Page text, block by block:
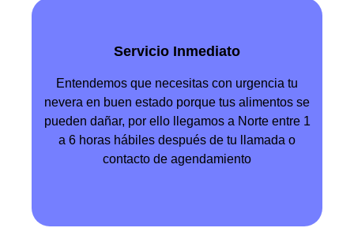
Servicio Inmediato
Entendemos que necesitas con urgencia tu
nevera en buen estado porque tus alimentos se
pueden dañar, por ello llegamos a Norte entre 1
a 6 horas hábiles después de tu llamada o
contacto de agendamiento